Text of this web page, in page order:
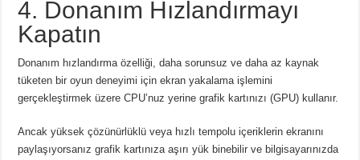
4. Donanım Hızlandırmayı
Kapatın
Donanım hızlandırma özelliği, daha sorunsuz ve daha az kaynak
tüketen bir oyun deneyimi için ekran yakalama işlemini
gerçekleştirmek üzere CPU’nuz yerine grafik kartınızı (GPU) kullanır.
Ancak yüksek çözünürlüklü veya hızlı tempolu içeriklerin ekranını
paylaşıyorsanız grafik kartınıza aşırı yük binebilir ve bilgisayarınızda